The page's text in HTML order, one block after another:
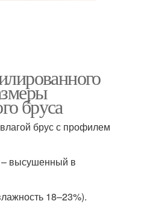
бруса
брус с профилем
– высушенный в
18–23%).